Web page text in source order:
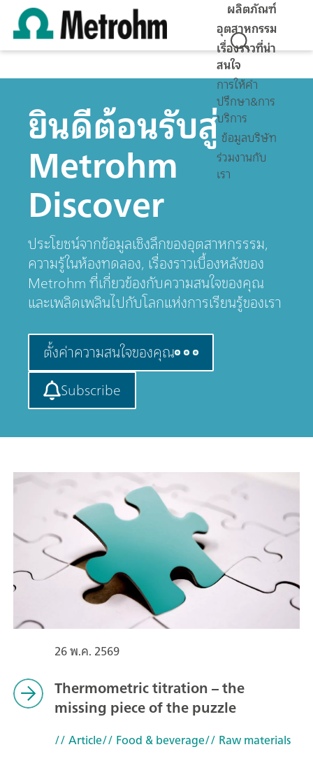
ผลิตภัณฑ์
อุตสาหกรรม
เรื่องราวที่น่า
สนใจ
การให้คำ
ปรึกษา&การ
บริการ
ข้อมูลบริษัท
ร่วมงานกับ
เรา
ยินดีต้อนรับสู่
Metrohm
Discover
ประโยชน์จากข้อมูลเชิงลึกของอุตสาหกรรรม,
ความรู้ในห้องทดลอง, เรื่องราวเบื้องหลังของ
Metrohm ที่เกี่ยวข้องกับความสนใจของคุณ
และเพลิดเพลินไปกับโลกแห่งการเรียนรู้ของเรา
ตั้งค่าความสนใจของคุณ
Subscribe
26 พ.ค. 2569
Thermometric titration – the
missing piece of the puzzle
// Article// Food & beverage// Raw materials